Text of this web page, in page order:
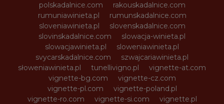
polskadalnice.com
rakouskadalnice.com
rumuniawinieta.pl
rumunskadalnice.com
sloveniawinieta.pl
slovenskadalnice.com
slovinskadalnice.com
slowacja-winieta.pl
slowacjawinieta.pl
sloweniawinieta.pl
svycarskadalnice.com
szwajcariawinieta.pl
słoweniawinieta.pl
tunellivigno.pl
vignette-at.com
vignette-bg.com
vignette-cz.com
vignette-pl.com
vignette-poland.pl
vignette-ro.com
vignette-si.com
vignette.pl